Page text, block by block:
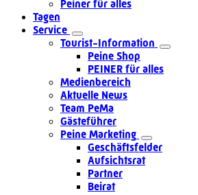
Peiner für alles
Tagen
Service
Tourist-Information
Peine Shop
PEINER für alles
Medienbereich
Aktuelle News
Team PeMa
Gästeführer
Peine Marketing
Geschäftsfelder
Aufsichtsrat
Partner
Beirat